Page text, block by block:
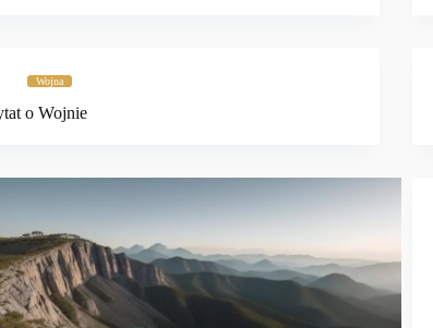
Wojna
o Wojnie